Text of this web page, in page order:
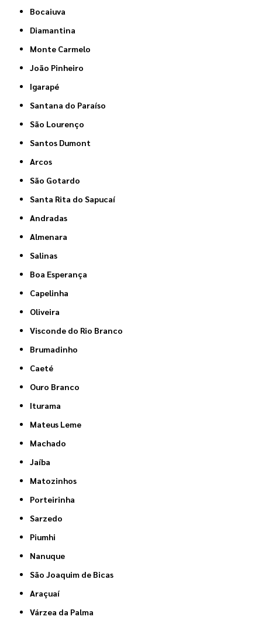
Bocaiuva
Diamantina
Monte Carmelo
João Pinheiro
Igarapé
Santana do Paraíso
São Lourenço
Santos Dumont
Arcos
São Gotardo
Santa Rita do Sapucaí
Andradas
Almenara
Salinas
Boa Esperança
Capelinha
Oliveira
Visconde do Rio Branco
Brumadinho
Caeté
Ouro Branco
Iturama
Mateus Leme
Machado
Jaíba
Matozinhos
Porteirinha
Sarzedo
Piumhi
Nanuque
São Joaquim de Bicas
Araçuaí
Várzea da Palma